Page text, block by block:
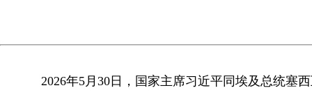
2026年5月30日，国家主席习近平同埃及总统塞